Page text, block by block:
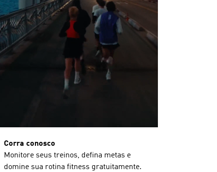
Corra conosco
Monitore seus treinos, defina metas e
domine sua rotina fitness gratuitamente.